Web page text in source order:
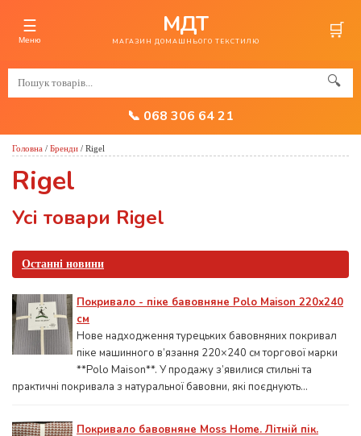
☰
Меню
МДТ
МАГАЗИН ДОМАШНЬОГО ТЕКСТИЛЮ 🛒
🔍
📞 068 306 64 21
Останні новини
Покривало - піке бавовняне Polo Maison 220х240
см
Нове надходження турецьких бавовняних покривал
піке машинного в’язання 220×240 см торгової марки
**Polo Maison**. У продажу з’явилися стильні та
практичні покривала з натуральної бавовни, які поєднують...
Покривало бавовняне Moss Home. Літній пік.
Головна / Бренди / Rigel
Rigel
Усі товари Rigel